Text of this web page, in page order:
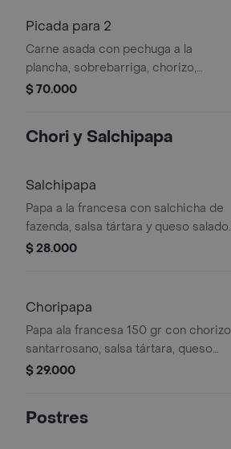
Picada para 2
Carne asada con pechuga a la
plancha, sobrebarriga, chorizo,
chicharrón y papa la francesa 150 gr,
$ 70.000
Chori y Salchipapa
Salchipapa
Papa a la francesa con salchicha de
fazenda, salsa tártara y queso salado.
$ 28.000
Choripapa
Papa ala francesa 150 gr con chorizo
santarrosano, salsa tártara, queso
salado y papa picada.
$ 29.000
Postres